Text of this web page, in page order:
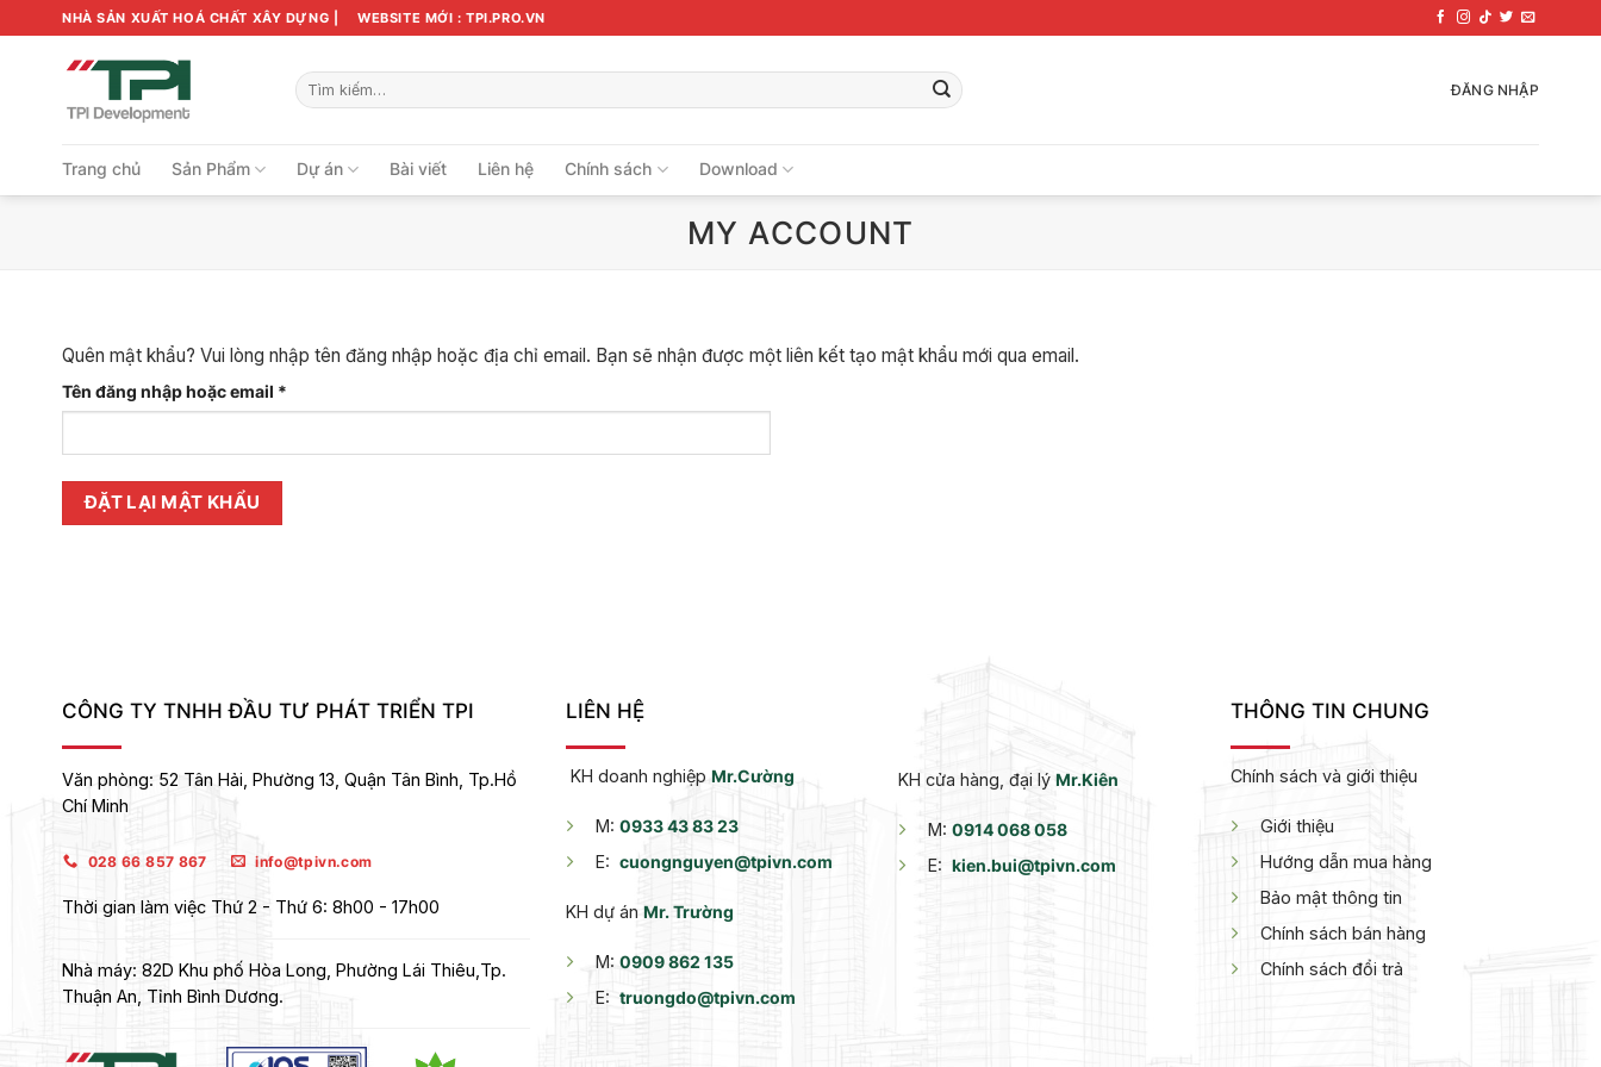
qua
NHÀ SẢN XUẤT HOÁ CHẤT XÂY DỰNG | WEBSITE MỚI : TPI.PRO.VN
Tìm
kiếm:
ĐĂNG NHẬP
Trang chủ Sản Phẩm Dự án Bài viết Liên hệ Chính sách Download
MY ACCOUNT
Quên mật khẩu? Vui lòng nhập tên đăng nhập hoặc địa chỉ email. Bạn sẽ nhận được một liên kết tạo mật khẩu mới qua email.
Tên đăng nhập hoặc email *
buộc
ĐẶT LẠI MẬT KHẨU
CÔNG TY TNHH ĐẦU TƯ PHÁT TRIỂN TPI
Văn phòng: 52 Tân Hải, Phường 13, Quận Tân Bình, Tp.Hồ
Chí Minh
028 66 857 867 info@tpivn.com
Thời gian làm việc Thứ 2 - Thứ 6: 8h00 - 17h00
Nhà máy: 82D Khu phố Hòa Long, Phường Lái Thiêu,Tp.
Thuận An, Tỉnh Bình Dương.
LIÊN HỆ
KH doanh nghiệpMr.Cường
M:0933 43 83 23
E:cuongnguyen@tpivn.com
KH dự ánMr. Trường
M:0909 862 135
E:truongdo@tpivn.com
KH cửa hàng, đại lý Mr.Kiên
M: 0914 068 058
E: kien.bui@tpivn.com
THÔNG TIN CHUNG
Chính sách và giới thiệu
Giới thiệu
Hướng dẫn mua hàng
Bảo mật thông tin
Chính sách bán hàng
Chính sách đổi trả